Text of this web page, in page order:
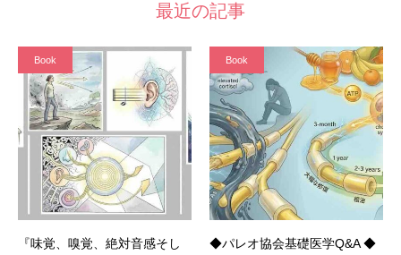
最近の記事
Book
『味覚、嗅覚、絶対音感そし
Book
◆パレオ協会基礎医学Q&A ◆